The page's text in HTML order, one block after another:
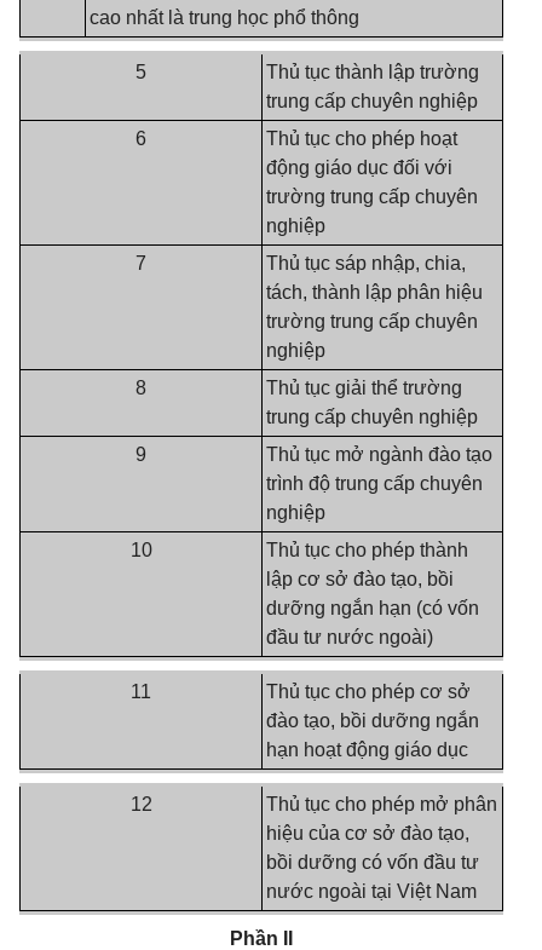
cao nhất là trung học phổ thông
5
Thủ tục thành lập trường
trung cấp chuyên nghiệp
6
Thủ tục cho phép hoạt
động giáo dục đối với
trường trung cấp chuyên
nghiệp
7
Thủ tục sáp nhập, chia,
tách, thành lập phân hiệu
trường trung cấp chuyên
nghiệp
8
Thủ tục giải thể trường
trung cấp chuyên nghiệp
9
Thủ tục mở ngành đào tạo
trình độ trung cấp chuyên
nghiệp
10
Thủ tục cho phép thành
lập cơ sở đào tạo, bồi
dưỡng ngắn hạn (có vốn
đầu tư nước ngoài)
11
Thủ tục cho phép cơ sở
đào tạo, bồi dưỡng ngắn
hạn hoạt động giáo dục
12
Thủ tục cho phép mở phân
hiệu của cơ sở đào tạo,
bồi dưỡng có vốn đầu tư
nước ngoài tại Việt Nam
Phần II